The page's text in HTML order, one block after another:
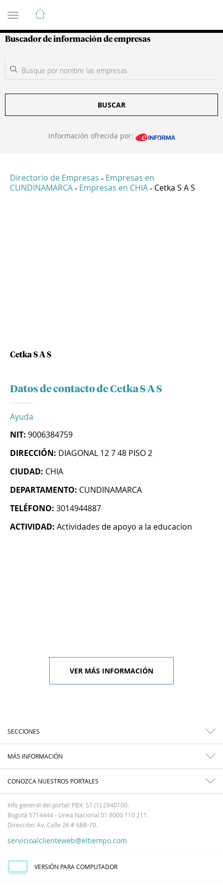
Guía de Empresas Colombianas
Buscador de información de empresas
BUSCAR
Información ofrecida por:
Directorio de Empresas - Empresas en
CUNDINAMARCA - Empresas en CHIA - Cetka S A S
Cetka S A S
Datos de contacto de Cetka S A S
Ayuda
NIT: 9006384759
DIRECCIÓN: DIAGONAL 12 7 48 PISO 2
CIUDAD: CHIA
DEPARTAMENTO: CUNDINAMARCA
TELÉFONO: 3014944887
ACTIVIDAD: Actividades de apoyo a la educacion
VER MÁS INFORMACIÓN
SECCIONES
MÁS INFORMACIÓN
CONOZCA NUESTROS PORTALES
Info general del portal: PBX: 57 (1) 2940100.
Bogotá 5714444 - Línea Nacional 01 8000 110 211.
Dirección: Av. Calle 26 # 68B-70.
servicioalclienteweb@eltiempo.com
VERSIÓN PARA COMPUTADOR